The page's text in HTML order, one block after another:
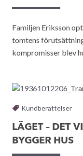
Familjen Eriksson
tomtens
kompromisser blev
Kundberättelser
LÄGET – DET
BYGGER HUS